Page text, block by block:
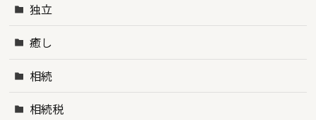
独立
癒し
相続
相続税